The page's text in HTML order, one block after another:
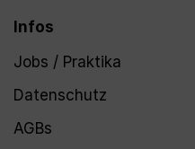
Infos
Jobs / Praktika
Datenschutz
AGBs